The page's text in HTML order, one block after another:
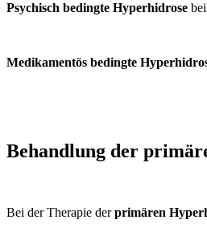
Psychisch bedingte Hyperhidrose
Medikamentös bedingte
Behandlung der
Bei der Therapie derprimären